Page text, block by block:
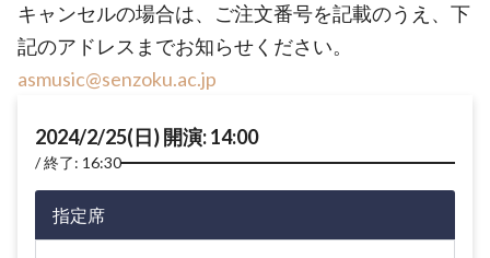
キャンセルの場合は、ご注文番号を記載のうえ、下
記のアドレスまでお知らせください。
asmusic@senzoku.ac.jp
2024/2/25(日) 開演: 14:00
終了: 16:30
指定席